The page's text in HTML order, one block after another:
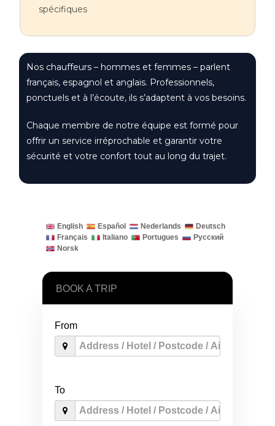
spécifiques
Nos chauffeurs – hommes et femmes – parlent
français, espagnol et anglais. Professionnels,
ponctuels et à l’écoute, ils s’adaptent à vos besoins.
Chaque membre de notre équipe est formé pour
offrir un service irréprochable et garantir votre
sécurité et votre confort tout au long du trajet.